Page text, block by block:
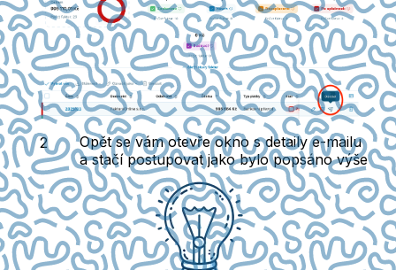
Opět se vám otevře okno s detaily e-mailu
a stačí postupovat jako bylo popsáno výše